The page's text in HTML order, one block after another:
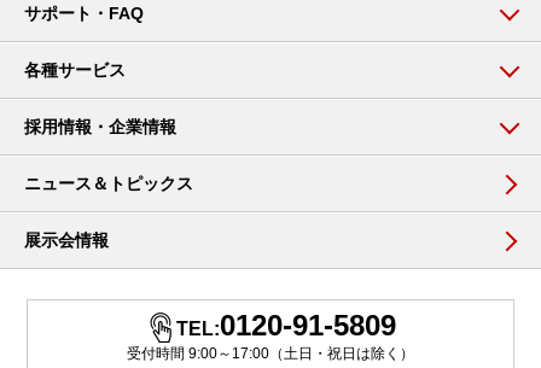
サポート・FAQ
各種サービス
採用情報・企業情報
ニュース＆トピックス
展示会情報
TEL:0120-91-5809
受付時間 9:00～17:00（土日・祝日は除く）